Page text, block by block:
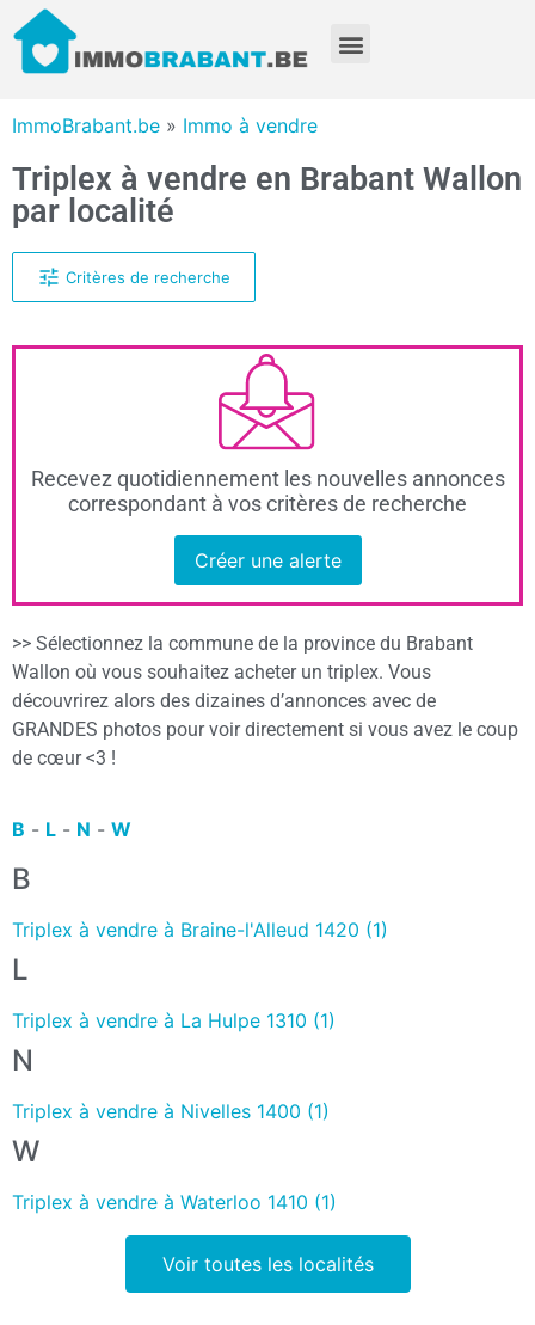
ImmoBrabant.be » Immo à vendre
Triplex à vendre en Brabant Wallon
par localité
Critères de recherche
Recevez quotidiennement les nouvelles annonces
correspondant à vos critères de recherche
Créer une alerte
>> Sélectionnez la commune de la province du Brabant
Wallon où vous souhaitez acheter un triplex. Vous
découvrirez alors des dizaines d’annonces avec de
GRANDES photos pour voir directement si vous avez le coup
de cœur <3 !
B - L - N - W
B
Triplex à vendre à Braine-l'Alleud 1420 (1)
L
Triplex à vendre à La Hulpe 1310 (1)
N
Triplex à vendre à Nivelles 1400 (1)
W
Triplex à vendre à Waterloo 1410 (1)
Voir toutes les localités